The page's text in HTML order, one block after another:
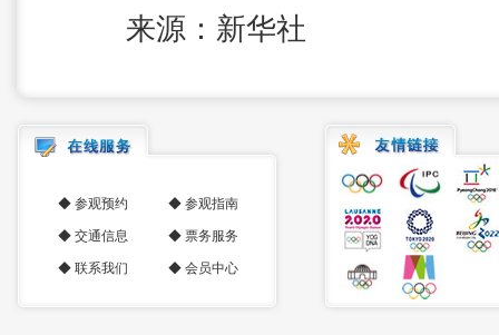
来源：新华社
◆ 参观预约 ◆ 参观指南
◆ 交通信息 ◆ 票务服务
◆ 联系我们 ◆ 会员中心